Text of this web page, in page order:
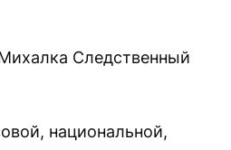
Следственный
национальной,